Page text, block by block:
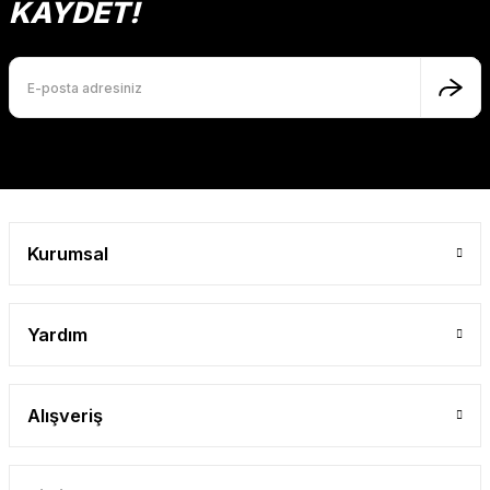
Gönder
KAYDET!
Kurumsal
Yardım
Alışveriş